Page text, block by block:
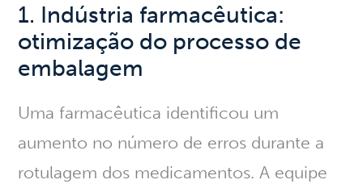
1. Indústria farmacêutica:
otimização do processo de
embalagem
Uma farmacêutica identificou um
aumento no número de erros durante a
rotulagem dos medicamentos. A equipe